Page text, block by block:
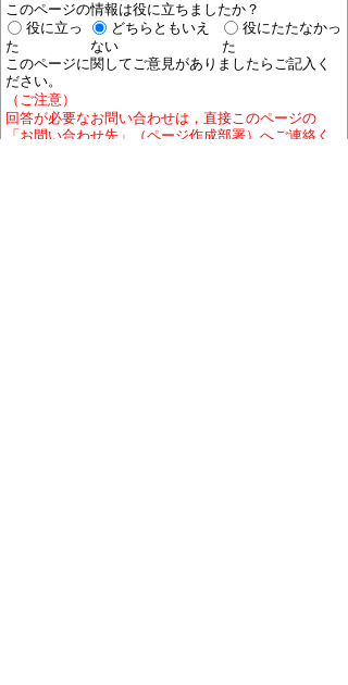
このページの情報は役に立ちましたか？
役に立っ
た
どちらともいえ
ない
役にたたなかっ
た
このページに関してご意見がありましたらご記入く
ださい。
（ご注意）
回答が必要なお問い合わせは，直接このページの
「お問い合わせ先」（ページ作成部署）へご連絡く